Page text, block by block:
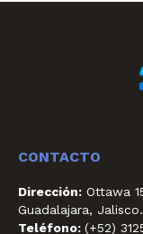
CONTACTO
Dirección: Ottawa
Guadalajara,
Teléfono: (+52)